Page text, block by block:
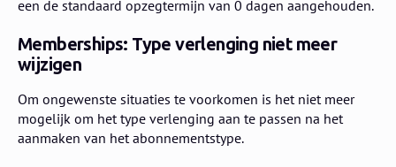
een de standaard opzegtermijn van 0 dagen aangehouden.
Memberships: Type verlenging niet meer
wijzigen
Om ongewenste situaties te voorkomen is het niet meer
mogelijk om het type verlenging aan te passen na het
aanmaken van het abonnementstype.